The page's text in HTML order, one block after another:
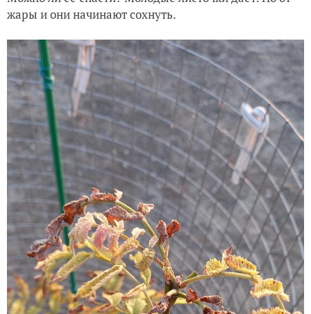
жары и они начинают сохнуть.